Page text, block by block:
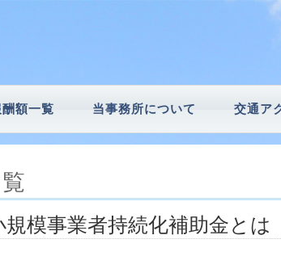
酬額一覧 当事務所について 交通ア
規模事業者持続化補助金とは